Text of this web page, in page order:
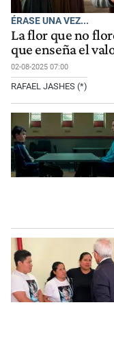
ÉRASE UNA VEZ...
La flor que no
que enseña el
02-08-2025 07:00
RAFAEL JASHES (*)